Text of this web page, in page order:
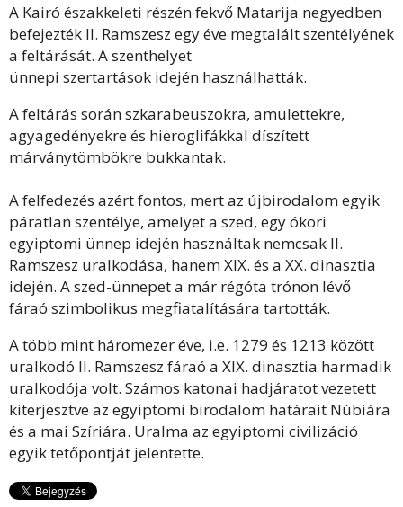
A Kairó északkeleti részén fekvő Matarija negyedben
befejezték II. Ramszesz egy éve megtalált szentélyének
a feltárását. A szenthelyet
ünnepi szertartások idején használhatták.
A feltárás során szkarabeuszokra, amulettekre,
agyagedényekre és hieroglifákkal díszített
márványtömbökre bukkantak.
A felfedezés azért fontos, mert az újbirodalom egyik
páratlan szentélye, amelyet a szed, egy ókori
egyiptomi ünnep idején használtak nemcsak II.
Ramszesz uralkodása, hanem XIX. és a XX. dinasztia
idején. A szed-ünnepet a már régóta trónon lévő
fáraó szimbolikus megfiatalítására tartották.
A több mint háromezer éve, i.e. 1279 és 1213 között
uralkodó II. Ramszesz fáraó a XIX. dinasztia harmadik
uralkodója volt. Számos katonai hadjáratot vezetett
kiterjesztve az egyiptomi birodalom határait Núbiára
és a mai Szíriára. Uralma az egyiptomi civilizáció
egyik tetőpontját jelentette.